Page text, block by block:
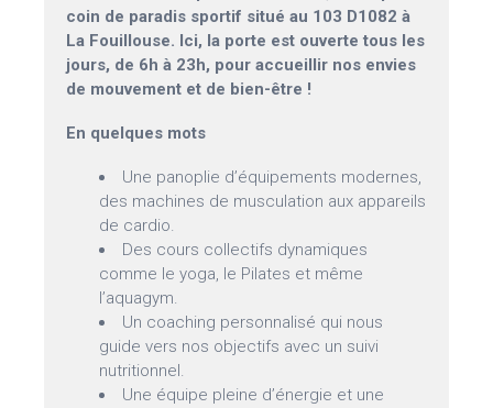
coin de paradis sportif situé au 103 D1082 à
La Fouillouse. Ici, la porte est ouverte tous les
jours, de 6h à 23h, pour accueillir nos envies
de mouvement et de bien-être !
En quelques mots
Une panoplie d’équipements modernes,
des machines de musculation aux appareils
de cardio.
Des cours collectifs dynamiques
comme le yoga, le Pilates et même
l’aquagym.
Un coaching personnalisé qui nous
guide vers nos objectifs avec un suivi
nutritionnel.
Une équipe pleine d’énergie et une